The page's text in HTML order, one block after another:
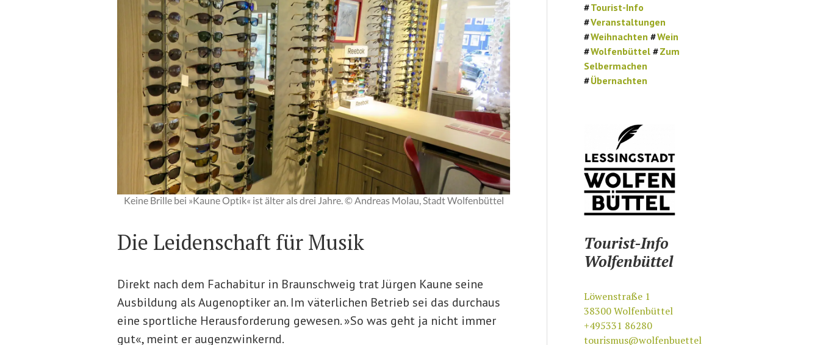
Keine Brille bei »Kaune Optik« ist älter als drei Jahre. © Andreas Molau, Stadt Wolfenbüttel
Die Leidenschaft für Musik
Direkt nach dem Fachabitur in Braunschweig trat Jürgen Kaune seine
Ausbildung als Augenoptiker an. Im väterlichen Betrieb sei das durchaus
eine sportliche Herausforderung gewesen. »So was geht ja nicht immer
gut«, meint er augenzwinkernd.
Tourist-Info
Veranstaltungen
Weihnachten
Wein
Wolfenbüttel
Zum
Selbermachen
Übernachten
Tourist-Info
Wolfenbüttel
Löwenstraße 1
38300Wolfenbüttel
+495331 86280
tourismus@wolfenbuettel